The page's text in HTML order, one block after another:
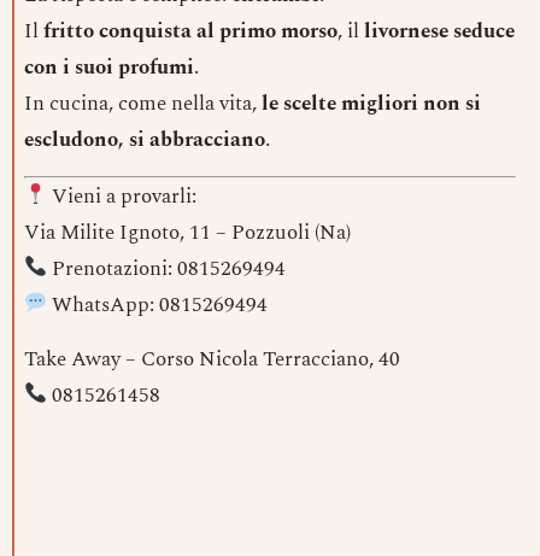
Ilfritto conquista al primo morso, illivornese seduce
con i suoi profumi.
In cucina, come nella vita,le scelte migliori non si
escludono, si abbracciano.
Vieni a provarli:
Via Milite Ignoto, 11 – Pozzuoli (Na)
Prenotazioni: 0815269494
WhatsApp: 0815269494
Take Away – Corso Nicola Terracciano, 40
0815261458